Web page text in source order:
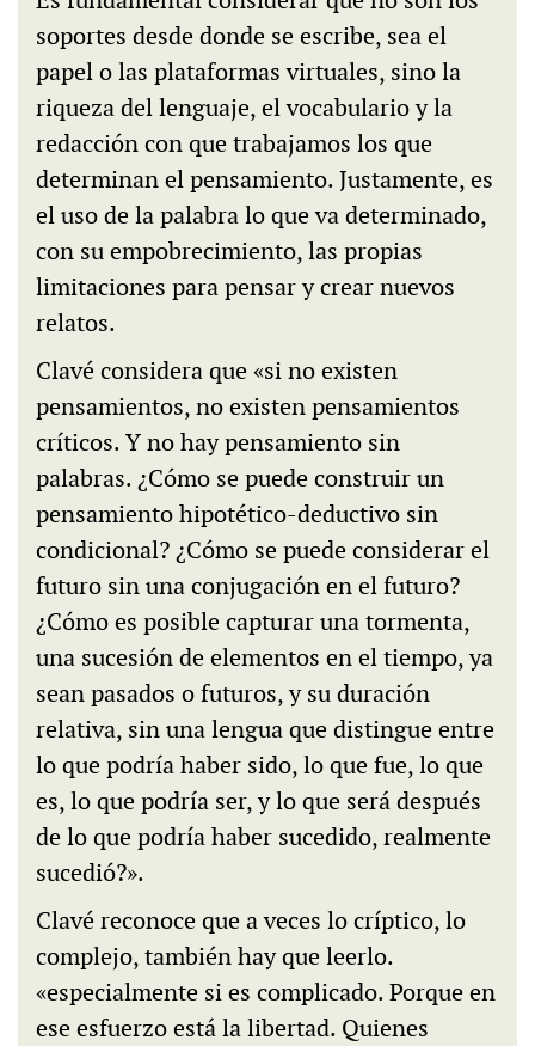
soportes desde donde se escribe, sea el
papel o las plataformas virtuales, sino la
riqueza del lenguaje, el vocabulario y la
redacción con que trabajamos los que
determinan el pensamiento. Justamente, es
el uso de la palabra lo que va determinado,
con su empobrecimiento, las propias
limitaciones para pensar y crear nuevos
relatos.
Clavé considera que «si no existen
pensamientos, no existen pensamientos
críticos. Y no hay pensamiento sin
palabras. ¿Cómo se puede construir un
pensamiento hipotético-deductivo sin
condicional? ¿Cómo se puede considerar el
futuro sin una conjugación en el futuro?
¿Cómo es posible capturar una tormenta,
una sucesión de elementos en el tiempo, ya
sean pasados o futuros, y su duración
relativa, sin una lengua que distingue entre
lo que podría haber sido, lo que fue, lo que
es, lo que podría ser, y lo que será después
de lo que podría haber sucedido, realmente
sucedió?».
Clavé reconoce que a veces lo críptico, lo
complejo, también hay que leerlo.
«especialmente si es complicado. Porque en
ese esfuerzo está la libertad. Quienes